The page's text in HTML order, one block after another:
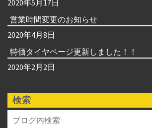
2020年5月17日
営業時間変更のお知らせ
2020年4月8日
特価タイヤページ更新しました！！
2020年2月2日
検索
Search